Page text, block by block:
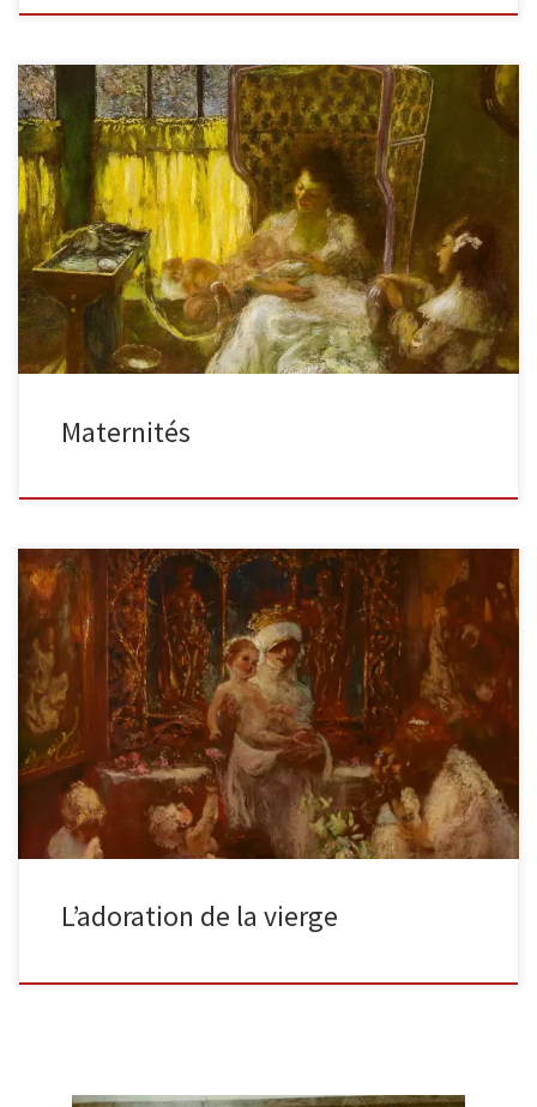
Maternité 1910 ; huile sur panneau bercé, signée en bas à
gauche, 76 x 80cm Cette pièce est un magnifique […]
Maternités
L’adoration de la viergesigné ‘Gaston La Touche’ en bas au
centrehuile sur panneau 23 1/4 x 23 1/4in (59 x […]
L’adoration de la vierge